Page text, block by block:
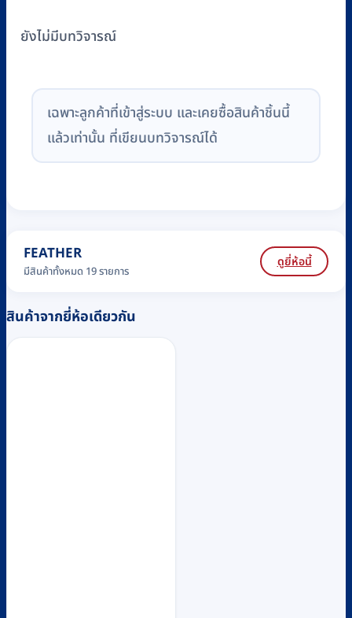
ยังไม่มีบทวิจารณ์
เฉพาะลูกค้าที่เข้าสู่ระบบ และเคยซื้อสินค้าชิ้นนี้
แล้วเท่านั้น ที่เขียนบทวิจารณ์ได้
FEATHER
มีสินค้าทั้งหมด 19 รายการ
ดูยี่ห้อนี้
สินค้าจากยี่ห้อเดียวกัน